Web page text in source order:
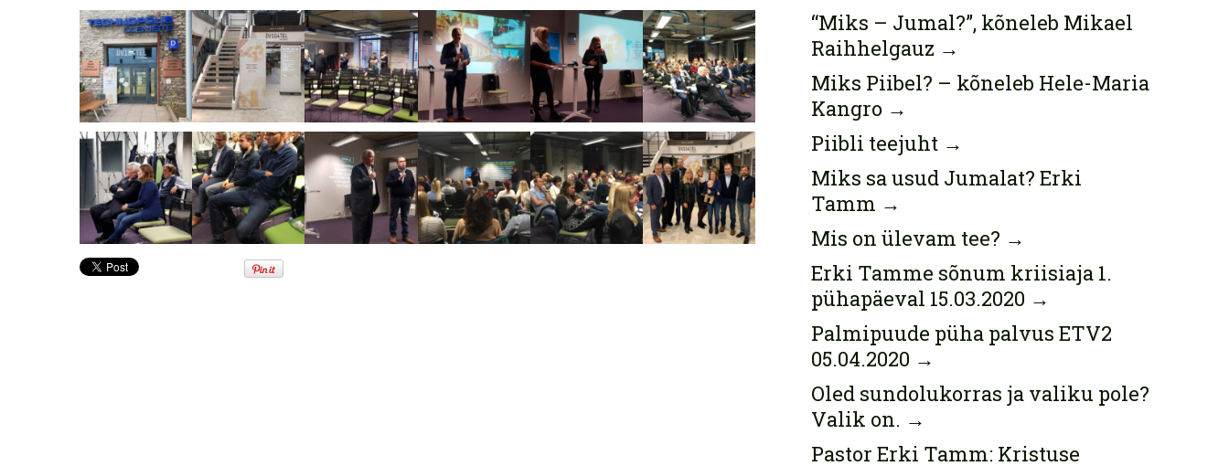
“Miks – Jumal?”, kõneleb Mikael
Raihhelgauz →
Miks Piibel? – kõneleb Hele-Maria
Kangro →
Piibli teejuht →
Miks sa usud Jumalat? Erki
Tamm →
Mis on ülevam tee? →
Erki Tamme sõnum kriisiaja 1.
pühapäeval 15.03.2020 →
Palmipuude püha palvus ETV2
05.04.2020 →
Oled sundolukorras ja valiku pole?
Valik on. →
Pastor Erki Tamm: Kristuse